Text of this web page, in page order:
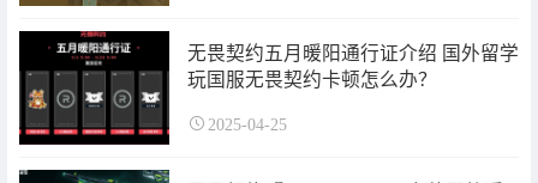
无畏契约五月暖阳通行证介绍 国外留学
玩国服无畏契约卡顿怎么办？
2025-04-25